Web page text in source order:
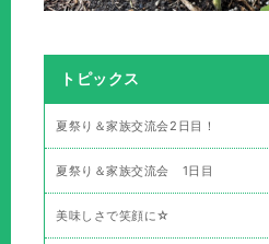
トピックス
夏祭り＆家族交流会2日目！
夏祭り＆家族交流会 1日目
美味しさで笑顔に☆